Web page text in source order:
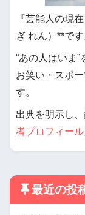
『芸能人の現
ぎ れん）**です
“あの人はいま
お笑い・スポ
す。
出典を明示し
者プロフィール
最近の投